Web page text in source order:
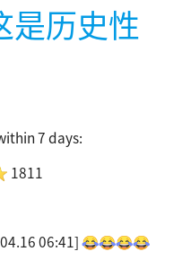
是历史性
7 days:
1811
06:41] 😂😂😂😂